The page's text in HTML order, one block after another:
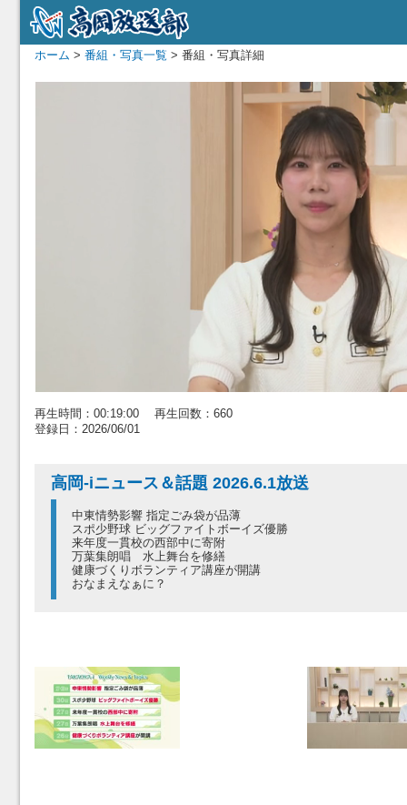
ホーム > 番組・写真一覧 > 番組・写真詳細
再生時間：00:19:00 再生回数：660
登録日：2026/06/01
高岡-iニュース＆話題 2026.6.1放送
中東情勢影響 指定ごみ袋が品薄
スポ少野球 ビッグファイトボーイズ優勝
来年度一貫校の西部中に寄附
万葉集朗唱 水上舞台を修繕
健康づくりボランティア講座が開講
おなまえなぁに？